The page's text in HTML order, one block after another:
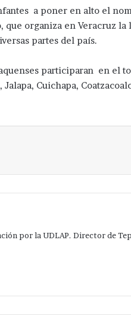
a poner en alto el
organiza en Veracruz la
partes del país.
participaran en el
Cuichapa,
por la UDLAP. Director de